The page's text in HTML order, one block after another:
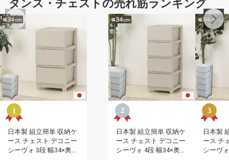
タンス・チェストの売れ筋ランキング
日本製 組立簡単 収納ケ
ース チェスト デコニー
シーヴォ 3段 幅34×奥行
日本製 組立簡単 収納ケ
ース チェスト デコニー
シーヴォ 4段 幅34×奥行
日本製
ース チ
シーヴ